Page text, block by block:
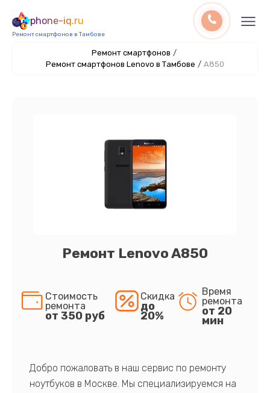
phone-iq.ru
Ремонт смартфонов в Тамбове
Ремонт смартфонов /
Ремонт смартфонов Lenovo в Тамбове / A850
Ремонт Lenovo A850
Стоимость
ремонта
от 350 руб
Скидка
до
20%
Время
ремонта
от 20
мин
Добро пожаловать в наш сервис по ремонту
ноутбуков в Москве. Мы специализируемся на